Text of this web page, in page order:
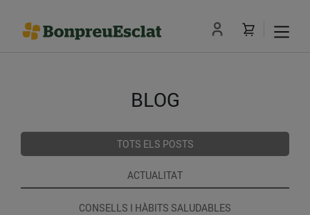
BLOG
TOTS ELS POSTS
ACTUALITAT
CONSELLS I HÀBITS SALUDABLES